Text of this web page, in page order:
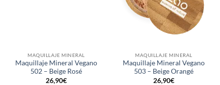
MAQUILLAJE MINERAL
Maquillaje Mineral Vegano
502 – Beige Rosé
26,90€
MAQUILLAJE MINERAL
Maquillaje Mineral Vegano
503 – Beige Orangé
26,90€